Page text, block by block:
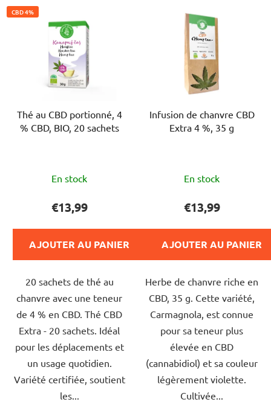
CBD 4%
Thé au CBD portionné, 4
% CBD, BIO, 20 sachets
moyenne
produit
est
de
sur
5
étoiles.
En stock
€13,99
AJOUTER AU PANIER
20 sachets de thé au
chanvre avec une teneur
de 4 % en CBD. Thé CBD
Extra - 20 sachets. Idéal
pour les déplacements et
un usage quotidien.
Variété certifiée, soutient
les...
Infusion de chanvre CBD
Extra 4 %, 35 g
moyenne
produit
est
de
sur
5
étoiles.
En stock
€13,99
AJOUTER AU PANIER
Herbe de chanvre riche en
CBD, 35 g. Cette variété,
Carmagnola, est connue
pour sa teneur plus
élevée en CBD
(cannabidiol) et sa couleur
légèrement violette.
Cultivée...